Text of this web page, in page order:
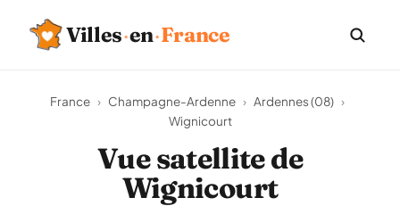
Villes·en·France
France › Champagne-Ardenne › Ardennes (08) ›
Wignicourt
Vue satellite de
Wignicourt